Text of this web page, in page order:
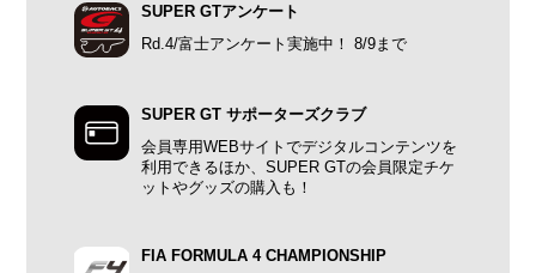
SUPER GTアンケート
Rd.4/富士アンケート実施中！ 8/9まで
SUPER GT サポーターズクラブ
会員専用WEBサイトでデジタルコンテンツを
利用できるほか、SUPER GTの会員限定チケ
ットやグッズの購入も！
FIA FORMULA 4 CHAMPIONSHIP